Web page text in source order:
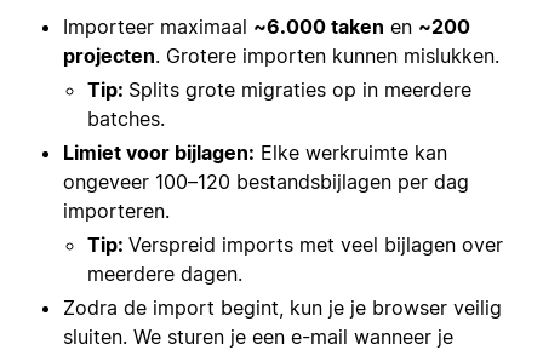
Importeer maximaal ~6.000 taken en ~200
projecten. Grotere importen kunnen mislukken.
Tip: Splits grote migraties op in meerdere
batches.
Limiet voor bijlagen: Elke werkruimte kan
ongeveer 100–120 bestandsbijlagen per dag
importeren.
Tip: Verspreid imports met veel bijlagen over
meerdere dagen.
Zodra de import begint, kun je je browser veilig
sluiten. We sturen je een e-mail wanneer je